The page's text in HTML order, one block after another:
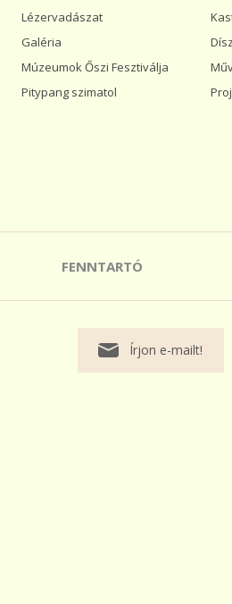
Lézervadászat
Galéria
Múzeumok Őszi Fesztiválja
Pitypang szimatol
FENNTARTÓ
Írjon e-mailt!